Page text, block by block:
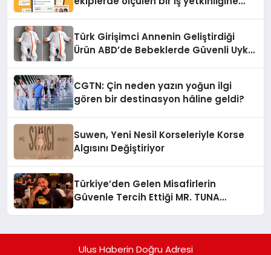
Türk Girişimci Annenin Geliştirdiği
Ürün ABD’de Bebeklerde Güvenli Uyku
CGTN: Çin neden yazın yoğun ilgi
gören bir destinasyon hâline geldi?
Suwen, Yeni Nesil Korseleriyle Korse
Algısını Değiştiriyor
Türkiye’den Gelen Misafirlerin
Güvenle Tercih Ettiği MR. TUNA
Ulus Haberin Doğru Adresi